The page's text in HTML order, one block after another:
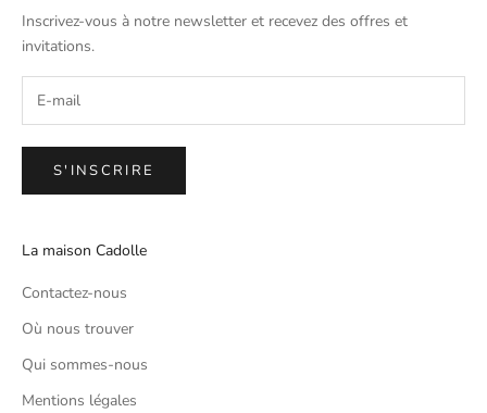
Inscrivez-vous à notre newsletter et recevez des offres et
invitations.
S'INSCRIRE
La maison Cadolle
Contactez-nous
Où nous trouver
Qui sommes-nous
Mentions légales